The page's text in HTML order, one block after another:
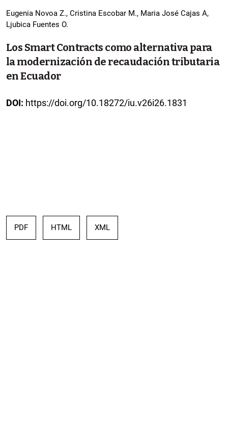
Eugenia Novoa Z., Cristina Escobar M., Maria José Cajas A,
Ljubica Fuentes O.
Los Smart Contracts como alternativa para
la modernización de recaudación tributaria
en Ecuador
DOI: https://doi.org/10.18272/iu.v26i26.1831
PDF HTML XML